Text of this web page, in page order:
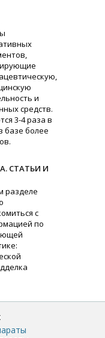
и
средств.
3-4 раза в
базе более
СТАТЬИ И
разделе
с
по